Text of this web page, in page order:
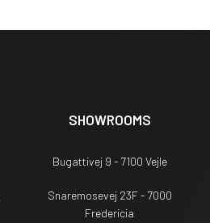
SHOWROOMS
Bugattivej 9 - 7100 Vejle
Snaremosevej 23F - 7000
Fredericia